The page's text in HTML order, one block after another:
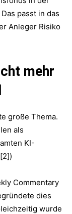
passt in das
Anleger Risiko
mehr
große Thema.
als
KI-
Commentary
dies
wurde